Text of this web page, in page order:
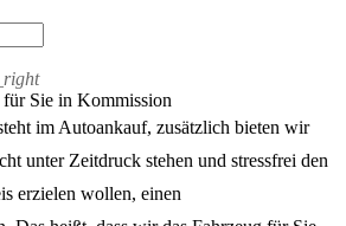
Sie in Kommission
im Autoankauf, zusätzlich bieten wir
unter Zeitdruck stehen und stressfrei den
erzielen wollen, einen